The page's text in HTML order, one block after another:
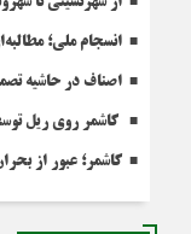
انسجام ملی؛
اصناف در حاشیه
کاشمر روی ریل
کاشمر؛ عبور از